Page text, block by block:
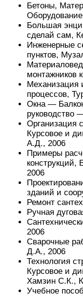
Бетоны,
Большая
сделай сам,
Инженерные
пунктов,
монтажников
Механизация
процессов,
Окна —
руководство
Организация
Курсовое и
А.Д., 2006
Примеры
2006
зданий и
Ремонт
Ручная
2006
Сварочные
Д.А., 2006
Технология
Курсовое и
Хамзин С.К.,
Учебное